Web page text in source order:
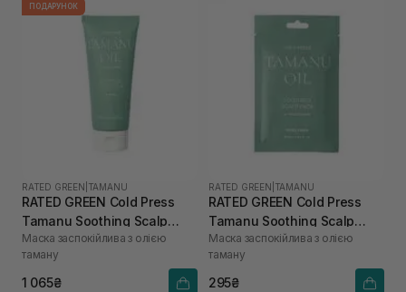
ПОДАРУНОК
RATED GREEN TAMANU
RATED GREEN Cold Press
Tamanu Soothing Scalp
Pack 200 мл
Маска заспокійлива з олією
таману
1 065₴
RATED GREEN TAMANU
RATED GREEN Cold Press
Tamanu Soothing Scalp
Pack 50 мл
Маска заспокійлива з олією
таману
295₴